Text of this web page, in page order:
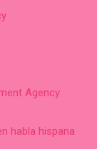
Agency
habla hispana